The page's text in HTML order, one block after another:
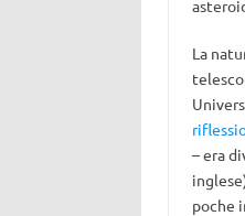
La
– era
poche